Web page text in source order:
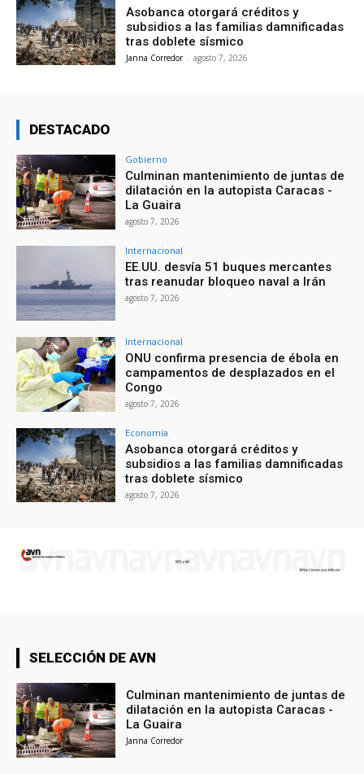
Asobanca otorgará créditos y
subsidios a las familias damnificadas
tras doblete sísmico
Janna Corredor - agosto 7, 2026
DESTACADO
Gobierno
Culminan mantenimiento de juntas de
dilatación en la autopista Caracas -
La Guaira
agosto 7, 2026
Internacional
EE.UU. desvía 51 buques mercantes
tras reanudar bloqueo naval a Irán
agosto 7, 2026
Internacional
ONU confirma presencia de ébola en
campamentos de desplazados en el
Congo
agosto 7, 2026
Economía
Asobanca otorgará créditos y
subsidios a las familias damnificadas
tras doblete sísmico
agosto 7, 2026
SELECCIÓN DE AVN
Culminan mantenimiento de juntas de
dilatación en la autopista Caracas -
La Guaira
Janna Corredor